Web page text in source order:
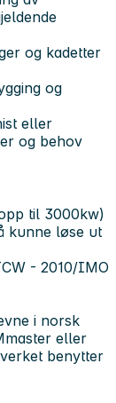
og kadetter
og
eller
og behov
til 3000kw)
kunne løse ut
- 2010/IMO
i norsk
eller
benytter